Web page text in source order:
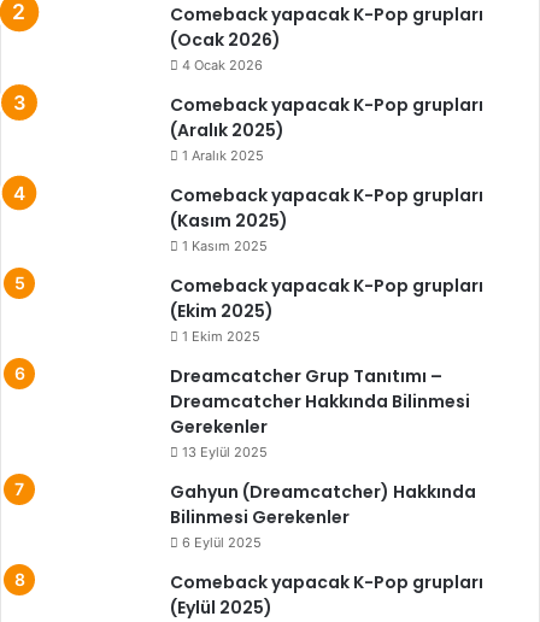
Comeback yapacak K-Pop grupları
(Ocak 2026)
4 Ocak 2026
Comeback yapacak K-Pop grupları
(Aralık 2025)
1 Aralık 2025
Comeback yapacak K-Pop grupları
(Kasım 2025)
1 Kasım 2025
Comeback yapacak K-Pop grupları
(Ekim 2025)
1 Ekim 2025
Dreamcatcher Grup Tanıtımı –
Dreamcatcher Hakkında Bilinmesi
Gerekenler
13 Eylül 2025
Gahyun (Dreamcatcher) Hakkında
Bilinmesi Gerekenler
6 Eylül 2025
Comeback yapacak K-Pop grupları
(Eylül 2025)